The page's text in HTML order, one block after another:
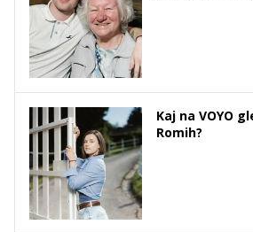
Kaj na VOYO
Romih?